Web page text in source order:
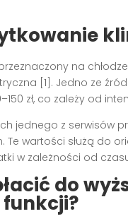
na
[1]. Jedno ze
zł, co zależy od
jednego z serwisów
Te wartości służą
w zależności od
do